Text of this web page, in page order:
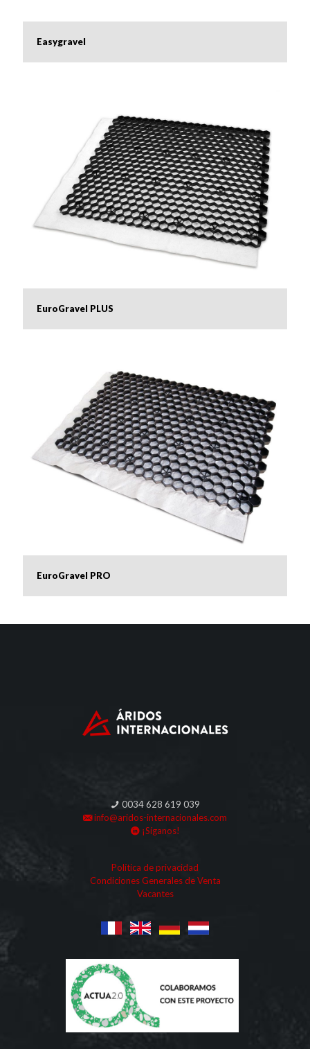
Easygravel
EuroGravel PLUS
EuroGravel PRO
0034 628 619 039
info@aridos-internacionales.com
¡Síganos!
Política de privacidad
Condiciones Generales de Venta
Vacantes